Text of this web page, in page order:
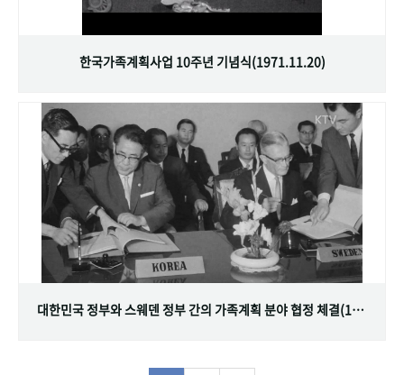
한국가족계획사업 10주년 기념식(1971.11.20)
대한민국 정부와 스웨덴 정부 간의 가족계획 분야 협정 체결(1968.07.12)